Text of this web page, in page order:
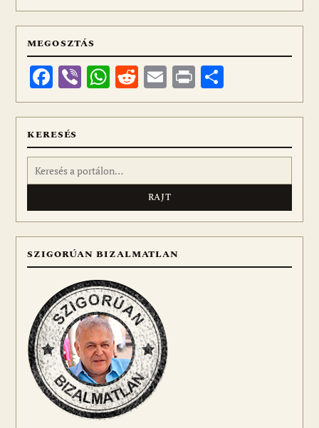
MEGOSZTÁS
Facebook
ViberWhatsApp
Reddit
Email
Print
meg
KERESÉS
Keresés:
SZIGORÚAN BIZALMATLAN